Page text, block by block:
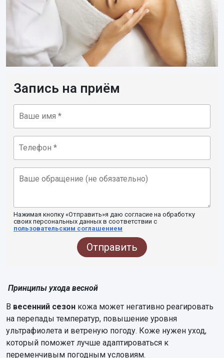
Запись на приём
Нажимая кнопку «Отправить»я даю согласие на обработку
своих персональных данных в соответствии с
пользовательским соглашением
Отправить
Принципы ухода весной
В весенний сезон кожа может негативно реагировать
на перепады температур, повышение уровня
ультрафиолета и ветреную погоду. Коже нужен уход,
который поможет лучше адаптироваться к
переменчивым погодным условиям.